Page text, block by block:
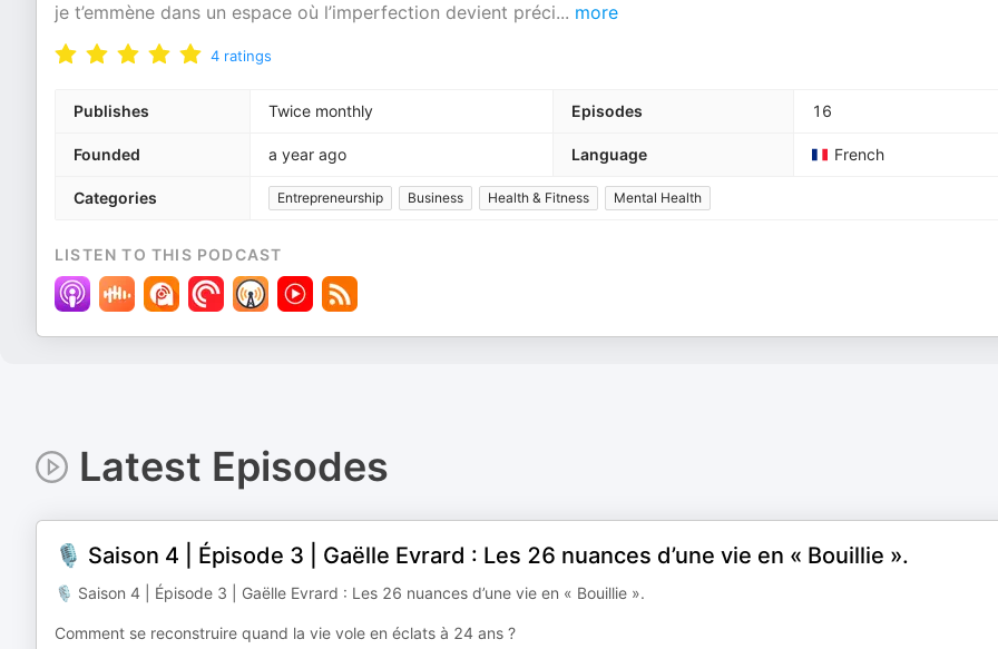
je t’emmène dans un espace où l’imperfection devient préci... more
4 ratings
Publishes Twice monthly Episodes 16
Founded a year ago Language French
Categories Entrepreneurship Business Health & Fitness Mental Health
LISTEN TO THIS PODCAST
Latest Episodes
🎙️ Saison 4 | Épisode 3 | Gaëlle Evrard : Les 26 nuances d’une vie en « Bouillie ».
🎙️ Saison 4 | Épisode 3 | Gaëlle Evrard : Les 26 nuances d’une vie en « Bouillie ».
Comment se reconstruire quand la vie vole en éclats à 24 ans ?